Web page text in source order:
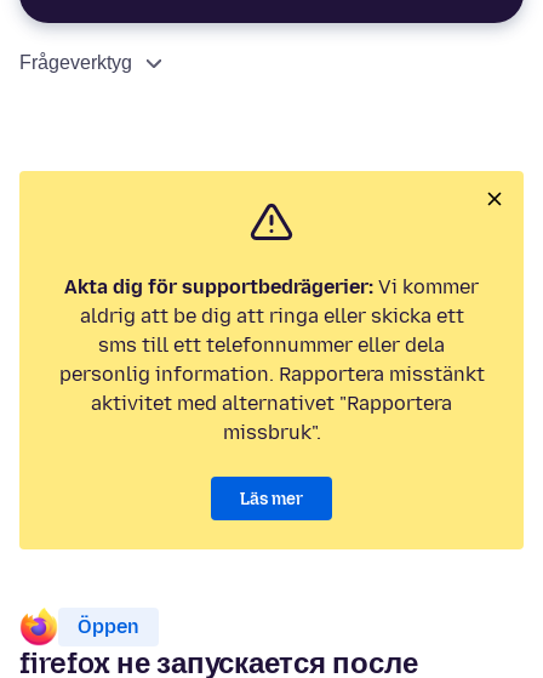
Frågeverktyg
Akta dig för supportbedrägerier: Vi kommer
aldrig att be dig att ringa eller skicka ett
sms till ett telefonnummer eller dela
personlig information. Rapportera misstänkt
aktivitet med alternativet "Rapportera
missbruk".
Läs mer
Öppen
firefox не запускается после